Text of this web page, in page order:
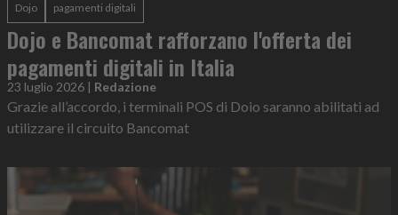
Dojo pagamenti digitali
Dojo e Bancomat rafforzano l'offerta dei
pagamenti digitali in Italia
23 luglio 2026 | Redazione
Grazie all’accordo, i terminali POS di Doio saranno abilitati ad
utilizzare il circuito Bancomat